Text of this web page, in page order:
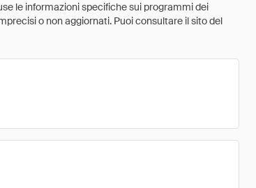
le informazioni specifiche sui programmi dei
o non aggiornati. Puoi consultare il sito del